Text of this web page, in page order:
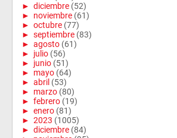
► diciembre (52)
► noviembre (61)
► octubre (77)
► septiembre (83)
► agosto (61)
► julio (56)
► junio (51)
► mayo (64)
► abril (53)
► marzo (80)
► febrero (19)
► enero (81)
► 2023 (1005)
► diciembre (84)